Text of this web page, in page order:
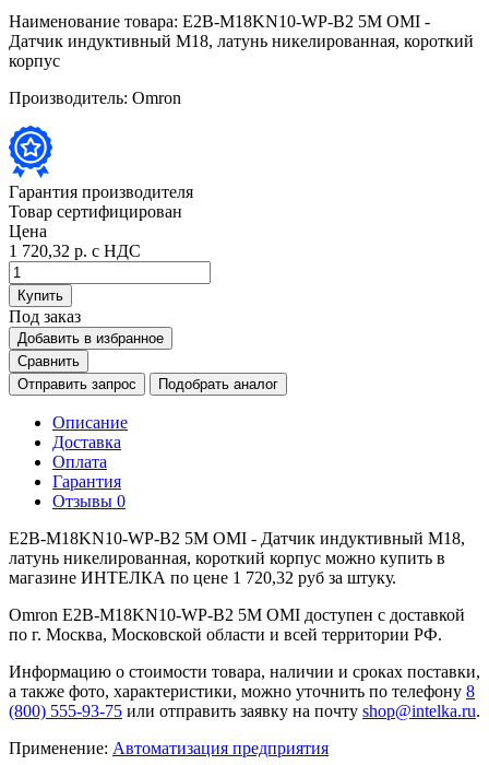
Наименование товара: E2B-M18KN10-WP-B2 5M OMI -
Датчик индуктивный M18, латунь никелированная, короткий
корпус
Производитель: Omron
Гарантия производителя
Товар сертифицирован
Цена
1 720,32 р. с НДС
Купить
Под заказ
Добавить в избранное
Сравнить
Отправить запрос
Подобрать аналог
Описание
Доставка
Оплата
Гарантия
Отзывы 0
E2B-M18KN10-WP-B2 5M OMI - Датчик индуктивный M18,
латунь никелированная, короткий корпус можно купить в
магазине ИНТЕЛКА по цене 1 720,32 руб за штуку.
Omron E2B-M18KN10-WP-B2 5M OMI доступен с доставкой
по г. Москва, Московской области и всей территории РФ.
Информацию о стоимости товара, наличии и сроках поставки,
а также фото, характеристики, можно уточнить по телефону 8
(800) 555-93-75 или отправить заявку на почту shop@intelka.ru.
Применение: Автоматизация предприятия